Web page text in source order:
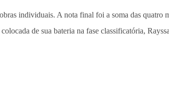
individuais. A nota final foi a soma das quatro
de sua bateria na fase classificatória,